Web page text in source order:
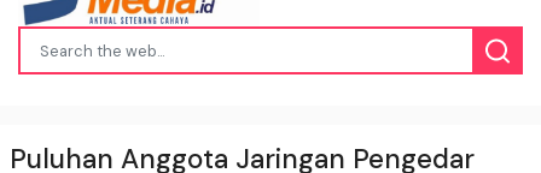
Puluhan Anggota Jaringan Pengedar